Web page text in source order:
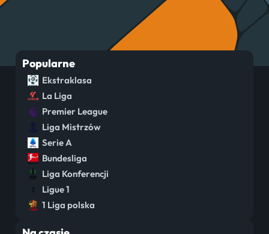
Popularne
Ekstraklasa
La Liga
Premier League
Liga Mistrzów
Serie A
Bundesliga
Liga Konferencji
Ligue 1
1 Liga polska